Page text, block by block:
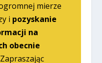
mierze
i pozyskanie
na
obecnie